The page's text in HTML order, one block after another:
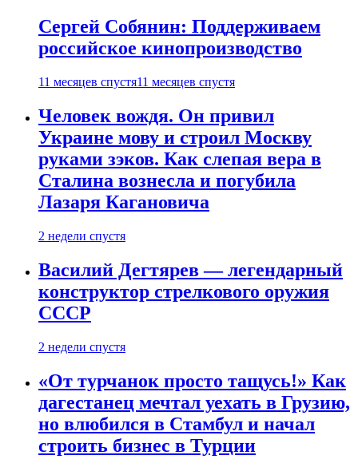
Сергей Собянин: Поддерживаем
российское кинопроизводство
11 месяцев спустя11 месяцев спустя
Человек вождя. Он привил
Украине мову и строил Москву
руками зэков. Как слепая вера в
Сталина вознесла и погубила
Лазаря Кагановича
2 недели спустя
Василий Дегтярев — легендарный
конструктор стрелкового оружия
СССР
2 недели спустя
«От турчанок просто тащусь!» Как
дагестанец мечтал уехать в Грузию,
но влюбился в Стамбул и начал
строить бизнес в Турции